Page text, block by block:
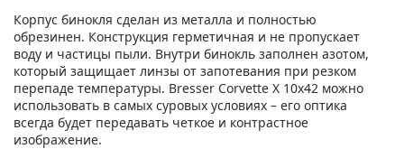
Корпус бинокля сделан из металла и полностью
обрезинен. Конструкция герметичная и не пропускает
воду и частицы пыли. Внутри бинокль заполнен азотом,
который защищает линзы от запотевания при резком
перепаде температуры. Bresser Corvette X 10x42 можно
использовать в самых суровых условиях – его оптика
всегда будет передавать четкое и контрастное
изображение.